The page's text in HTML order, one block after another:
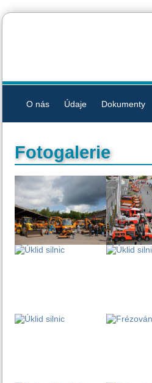
O nás Údaje Dokumenty
Fotogalerie